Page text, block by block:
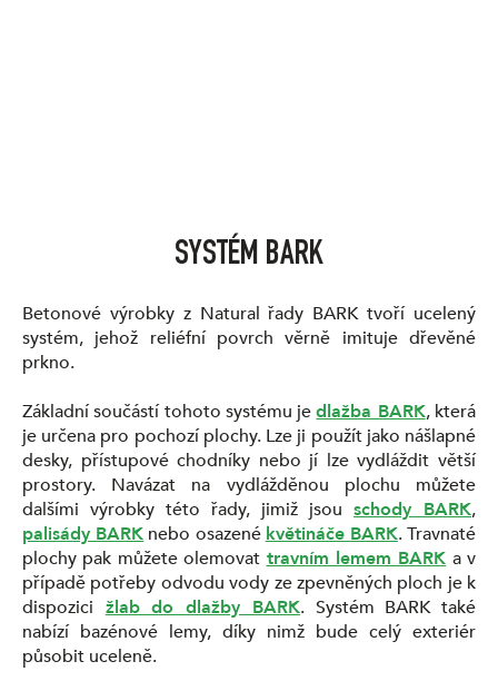
SYSTÉM BARK
Betonové výrobky z Natural řady BARK tvoří ucelený
systém, jehož reliéfní povrch věrně imituje dřevěné
prkno.
Základní součástí tohoto systému jedlažba BARK, která
je určena pro pochozí plochy. Lze ji použít jako nášlapné
desky, přístupové chodníky nebo jí lze vydláždit větší
prostory. Navázat na vydlážděnou plochu můžete
dalšími výrobky této řady, jimiž jsou schody BARK,
palisády BARK nebo osazené květináče BARK. Travnaté
plochy pak můžete olemovat travním lemem BARK a v
případě potřeby odvodu vody ze zpevněných ploch je k
dispozici žlab do dlažby BARK. Systém BARK také
nabízí bazénové lemy, díky nimž bude celý exteriér
působit uceleně.